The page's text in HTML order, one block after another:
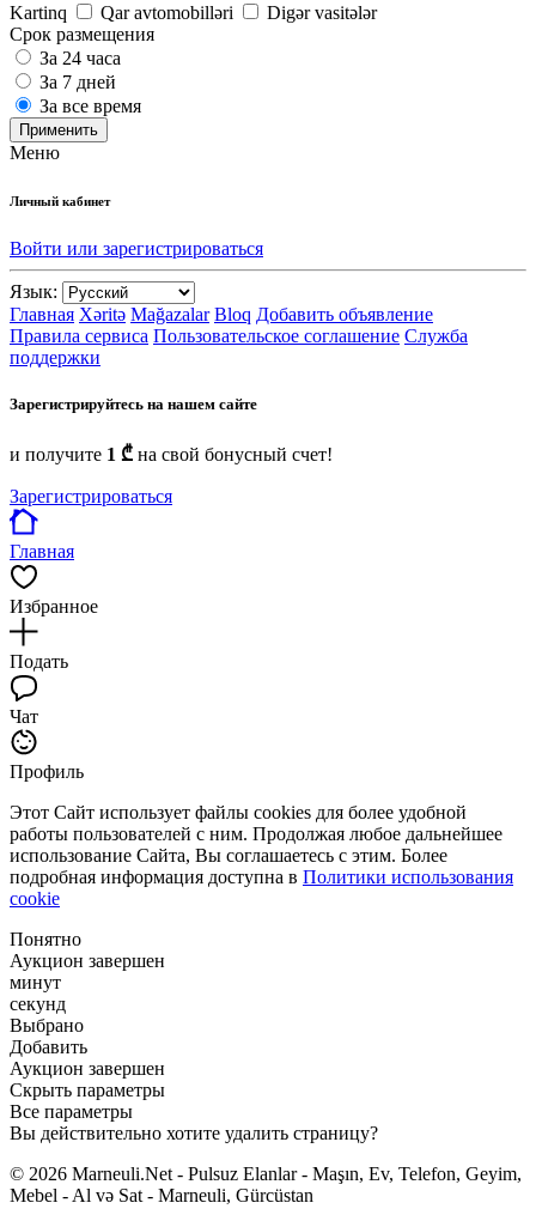
Kartinq
Qar avtomobilləri
Digər vasitələr
Срок размещения
За 24 часа
За 7 дней
За все время
Применить
Меню
Личный кабинет
Войти или зарегистрироваться
Язык:
Главная Xəritə Mağazalar Bloq Добавить объявление
Правила сервиса Пользовательское соглашение Служба
поддержки
Зарегистрируйтесь на нашем сайте
и получите 1 ₾ на свой бонусный счет!
Зарегистрироваться
Главная
Избранное
Подать
Чат
Профиль
Этот Сайт использует файлы cookies для более удобной
работы пользователей с ним. Продолжая любое дальнейшее
использование Сайта, Вы соглашаетесь с этим. Более
подробная информация доступна в Политики использования
cookie
Понятно
Аукцион завершен
минут
секунд
Выбрано
Добавить
Аукцион завершен
Скрыть параметры
Все параметры
Вы действительно хотите удалить страницу?
© 2026 Marneuli.Net - Pulsuz Elanlar - Maşın, Ev, Telefon, Geyim,
Mebel - Al və Sat - Marneuli, Gürcüstan